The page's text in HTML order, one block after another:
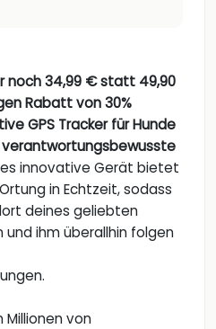
noch 34,99 € statt 49,90
Rabatt von 30%
GPS Tracker für Hunde
innovative Gerät bietet
in Echtzeit, sodass
deines geliebten
ihm überallhin folgen
Millionen von